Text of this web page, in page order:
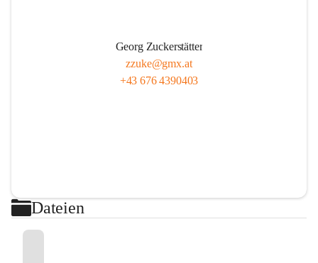
Georg Zuckerstätter
zzuke@gmx.at
+43 676 4390403
Dateien